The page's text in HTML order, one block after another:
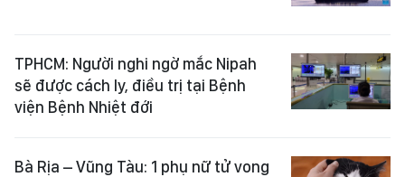
TPHCM: Người nghi ngờ mắc Nipah
sẽ được cách ly, điều trị tại Bệnh
viện Bệnh Nhiệt đới
Bà Rịa – Vũng Tàu: 1 phụ nữ tử vong